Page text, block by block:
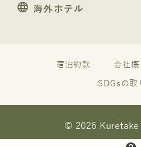
language 海外ホテル
宿泊約款 会社概
SDGsの取
© 2026 Kuretake